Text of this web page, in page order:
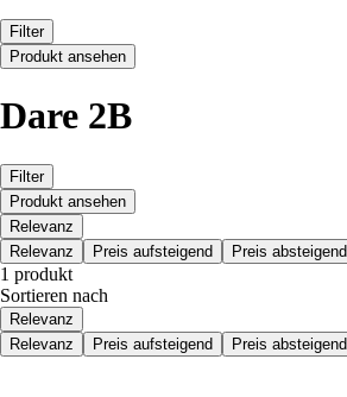
Filter
Produkt ansehen
Dare 2B
Filter
Produkt ansehen
Relevanz
Relevanz
Preis aufsteigend Preis absteigend
1 produkt
Sortieren nach
Relevanz
Relevanz
Preis aufsteigend Preis absteigend